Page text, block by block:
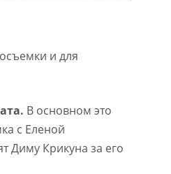
и для
В основном это
с Еленой
Диму Крикуна за его